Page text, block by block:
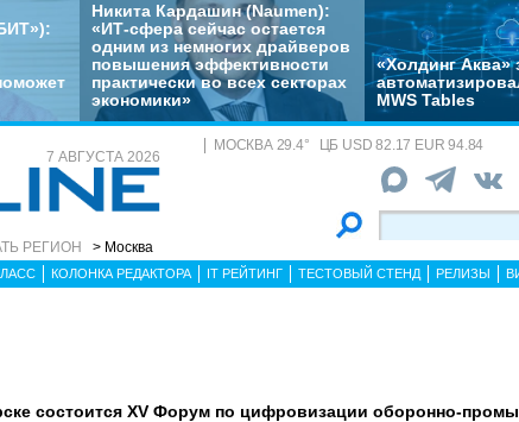
Никита Кардашин (Naumen):
«ИТ-сфера сейчас остается
одним из немногих драйверов
повышения эффективности
практически во всех секторах
экономики»
«Холдинг Аква»
MWS Tables
7 АВГУСТА 2026
РЕГИОН > Москва
МОСКВА 29.4° ЦБ USD 82.17 EUR 94.84
КОЛОНКА РЕДАКТОРА IT РЕЙТИНГ ТЕСТОВЫЙ СТЕНД РЕЛИЗЫ
состоится XV Форум по цифровизации оборонно-